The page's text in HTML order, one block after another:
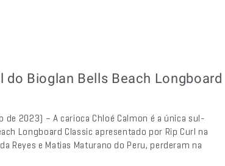
Bioglan Bells Beach Longboard
de 2023) – A carioca Chloé Calmon é a única sul-
Longboard Classic apresentado por Rip Curl na
Reyes e Matias Maturano do Peru, perderam na